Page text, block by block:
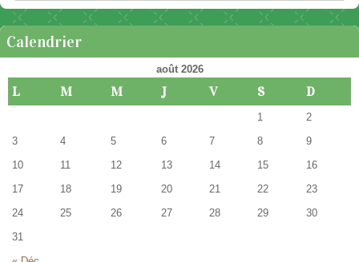
Calendrier
août 2026
L M M J V S D
1 2
3 4 5 6 7 8 9
10 11 12 13 14 15 16
17 18 19 20 21 22 23
24 25 26 27 28 29 30
31